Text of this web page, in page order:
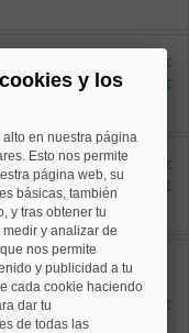
antes 849.960 €
799.960 €
antes 246.700 €
214.000 €
625.000 €
y los
en nuestra página
Esto nos permite
página web, su
básicas, también
y tras obtener tu
y analizar de
nos permite
y publicidad a tu
cada cookie haciendo
dar tu
de todas las